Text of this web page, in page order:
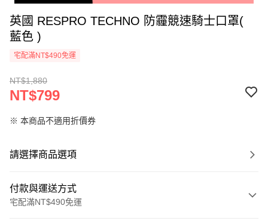
英國 RESPRO TECHNO 防霾競速騎士口罩(
藍色 )
宅配滿NT$490免運
NT$1,880
NT$799
※ 本商品不適用折價券
請選擇商品選項
付款與運送方式
宅配滿NT$490免運